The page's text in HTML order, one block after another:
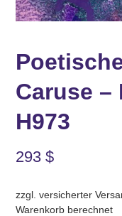
Caruse –
H973
293 $
zzgl. versicherter
Warenkorb berechnet